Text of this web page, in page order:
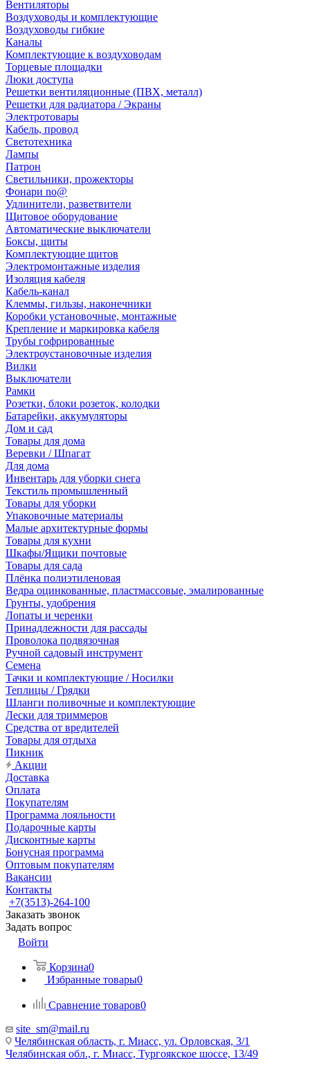
Вентиляторы
Воздуховоды и комплектующие
Воздуховоды гибкие
Каналы
Комплектующие к воздуховодам
Торцевые площадки
Люки доступа
Решетки вентиляционные (ПВХ, металл)
Решетки для радиатора / Экраны
Электротовары
Кабель, провод
Светотехника
Лампы
Патрон
Светильники, прожекторы
Фонари no@
Удлинители, разветвители
Щитовое оборудование
Автоматические выключатели
Боксы, щиты
Комплектующие щитов
Электромонтажные изделия
Изоляция кабеля
Кабель-канал
Клеммы, гильзы, наконечники
Коробки установочные, монтажные
Крепление и маркировка кабеля
Трубы гофрированные
Электроустановочные изделия
Вилки
Выключатели
Рамки
Розетки, блоки розеток, колодки
Батарейки, аккумуляторы
Дом и сад
Товары для дома
Веревки / Шпагат
Для дома
Инвентарь для уборки снега
Текстиль промышленный
Товары для уборки
Упаковочные материалы
Малые архитектурные формы
Товары для кухни
Шкафы/Ящики почтовые
Товары для сада
Плёнка полиэтиленовая
Ведра оцинкованные, пластмассовые, эмалированные
Грунты, удобрения
Лопаты и черенки
Принадлежности для рассады
Проволока подвязочная
Ручной садовый инструмент
Семена
Тачки и комплектующие / Носилки
Теплицы / Грядки
Шланги поливочные и комплектующие
Лески для триммеров
Средства от вредителей
Товары для отдыха
Пикник
Акции
Доставка
Оплата
Покупателям
Программа лояльности
Подарочные карты
Дисконтные карты
Бонусная программа
Оптовым покупателям
Вакансии
Контакты
+7(3513)-264-100
Заказать звонок
Задать вопрос
Войти
Корзина0
Избранные товары0
Сравнение товаров0
site_sm@mail.ru
Челябинская область, г. Миасс, ул. Орловская, 3/1
Челябинская обл., г. Миасс, Тургоякское шоссе, 13/49